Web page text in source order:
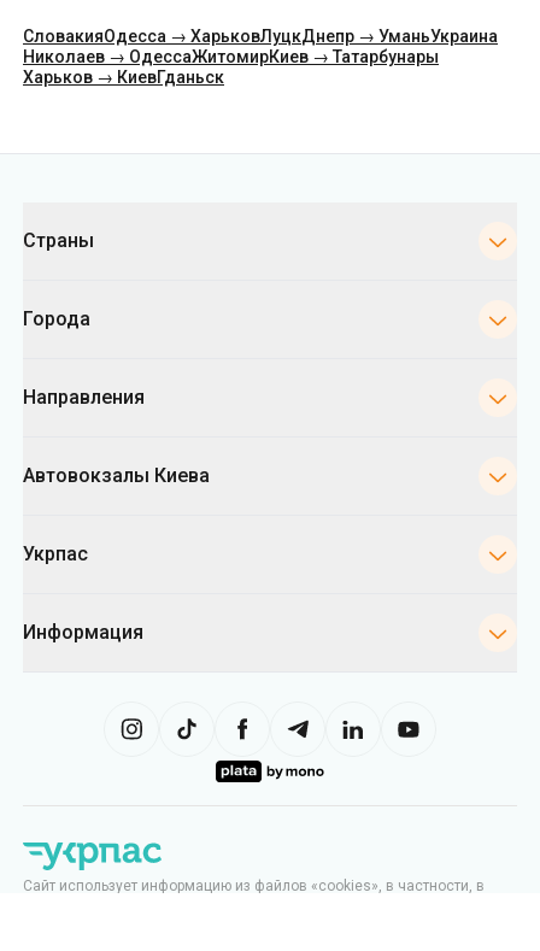
СловакияОдесса → ХарьковЛуцкДнепр → УманьУкраина
Николаев → ОдессаЖитомирКиев → Татарбунары
Харьков → КиевГданьск
Страны
Города
Направления
Автовокзалы Киева
Укрпас
Информация
Сайт использует информацию из файлов «cookies», в частности, в